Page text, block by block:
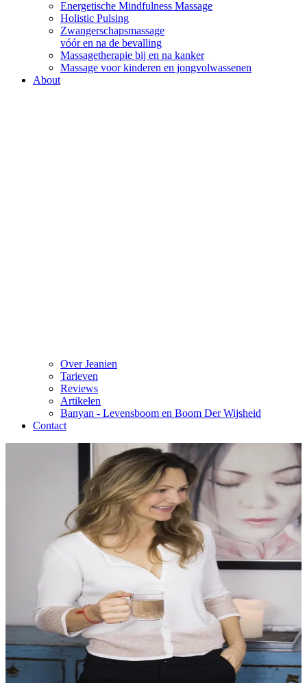
Energetische Mindfulness Massage
Holistic Pulsing
Zwangerschapsmassage
vóór en na de bevalling
Massagetherapie bij en na kanker
Massage voor kinderen en jongvolwassenen
About
Over Jeanien
Tarieven
Reviews
Artikelen
Banyan - Levensboom en Boom Der Wijsheid
Contact